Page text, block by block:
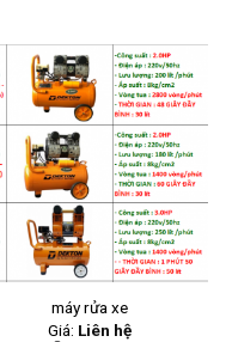
máy rửa xe
Giá: Liên hệ